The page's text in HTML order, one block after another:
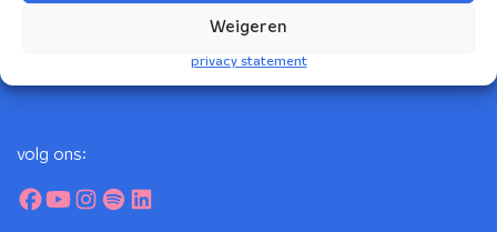
Weigeren
privacy statement
volg ons: